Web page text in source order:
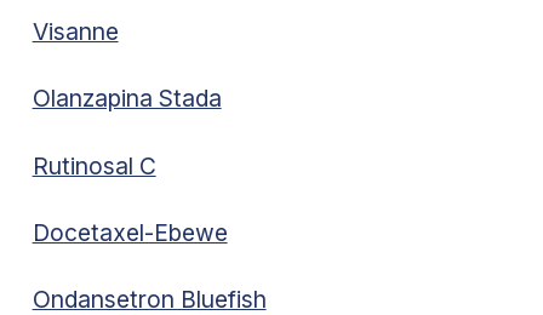
Visanne
Olanzapina Stada
Rutinosal C
Docetaxel-Ebewe
Ondansetron Bluefish